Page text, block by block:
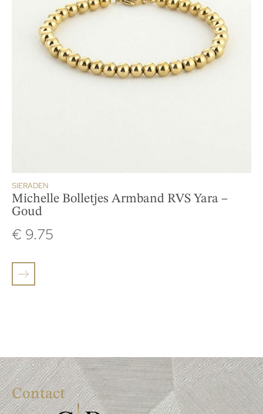
SIERADEN
Michelle Bolletjes Armband RVS Yara –
Goud
€ 9.75
Contact